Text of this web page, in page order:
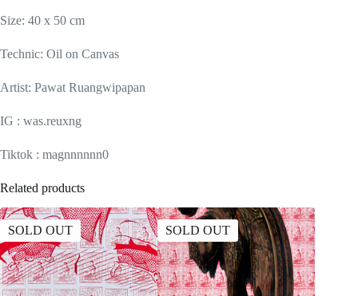
Size: 40 x 50 cm
Technic: Oil on Canvas
Artist: Pawat Ruangwipapan
IG : was.reuxng
Tiktok : magnnnnnn0
Related products
SOLD OUT SOLD OUT